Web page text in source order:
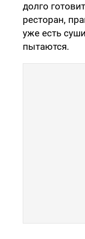
долго
ресторан,
уже есть
пытаются.